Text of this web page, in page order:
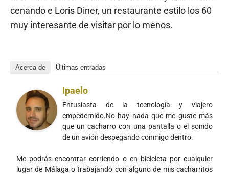
cenando e Loris Diner, un restaurante estilo los 60
muy interesante de visitar por lo menos.
Acerca de Últimas entradas
Ipaelo
Entusiasta de la tecnología y viajero
empedernido.No hay nada que me guste más
que un cacharro con una pantalla o el sonido
de un avión despegando conmigo dentro.
Me podrás encontrar corriendo o en bicicleta por cualquier
lugar de Málaga o trabajando con alguno de mis cacharritos